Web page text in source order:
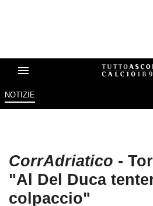
NOTIZIE
CorrAdriatico -
"Al Del Duca
colpaccio"